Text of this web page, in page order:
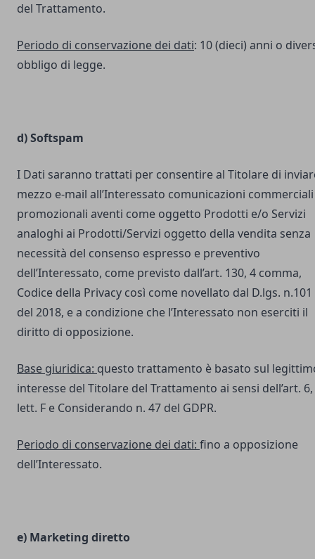
del Trattamento.
Periodo di conservazione dei dati: 10 (dieci) anni o
obbligo di legge.
d) Softspam
I Dati saranno trattati per consentire al Titolare di
mezzo e-mail all’Interessato comunicazioni
promozionali aventi come oggetto Prodotti e/o Servizi
analoghi ai Prodotti/Servizi oggetto della vendita senza
necessità del consenso espresso e preventivo
dell’Interessato, come previsto dall’art. 130, 4 comma,
Codice della Privacy così come novellato dal D.lgs. n.101
del 2018, e a condizione che l’Interessato non eserciti il
diritto di opposizione.
Base giuridica: questo trattamento è basato sul
interesse del Titolare del Trattamento ai sensi dell’art. 6,
lett. F e Considerando n. 47 del GDPR.
Periodo di conservazione dei dati: fino a opposizione
dell’Interessato.
e) Marketing diretto